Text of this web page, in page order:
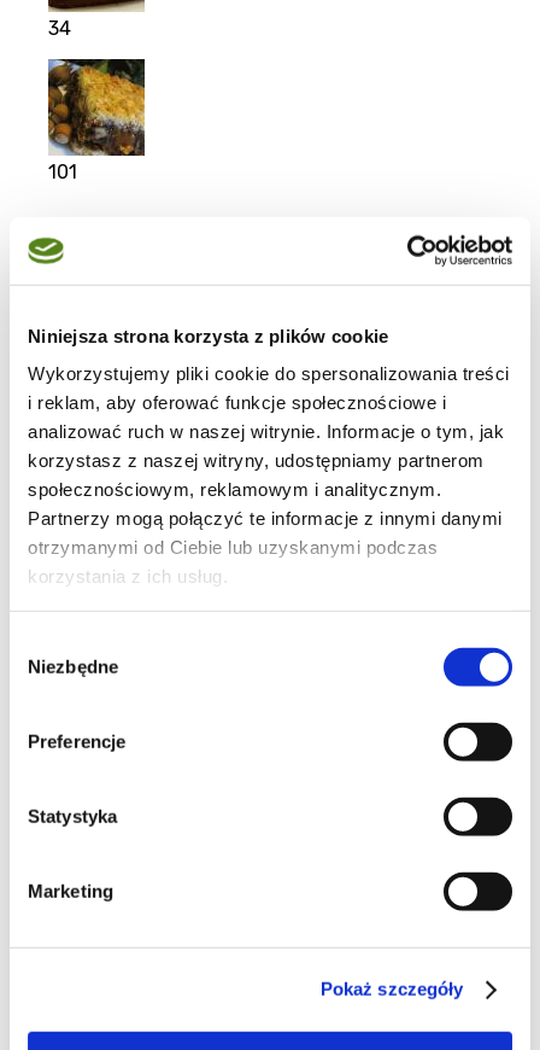
Niniejsza strona korzysta z plików cookie
Wykorzystujemy pliki cookie do spersonalizowania treści
i reklam, aby oferować funkcje społecznościowe i
analizować ruch w naszej witrynie. Informacje o tym, jak
korzystasz z naszej witryny, udostępniamy partnerom
społecznościowym, reklamowym i analitycznym.
Partnerzy mogą połączyć te informacje z innymi danymi
otrzymanymi od Ciebie lub uzyskanymi podczas
korzystania z ich usług.
zgody
Niezbędne
Preferencje
Statystyka
Marketing
Pokaż szczegóły
34
101
Moje ulubione
69
101